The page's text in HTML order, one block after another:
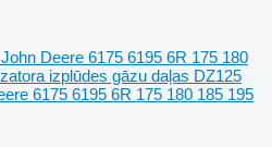
John Deere 6175 6195 6R 175 180
izplūdes gāzu daļas DZ125
6175 6195 6R 175 180 185 195